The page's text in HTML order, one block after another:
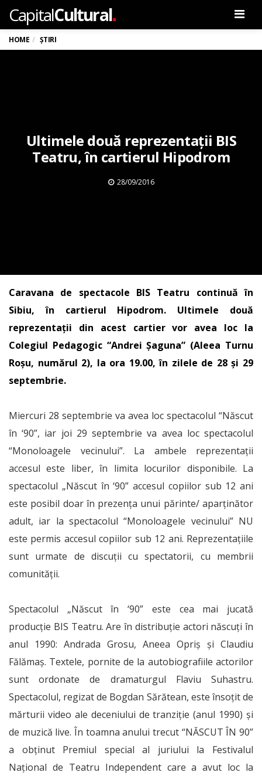
CapitalCultural.
HOME ȘTIRI
Ultimele două reprezentații BIS
Teatru, în cartierul Hipodrom
28/09/2016
Caravana de spectacole BIS Teatru continuă în
Sibiu, în cartierul Hipodrom. Ultimele două
reprezentații din acest cartier vor avea loc la
Colegiul Pedagogic “Andrei Șaguna” (Aleea Turnu
Roșu, numărul 2), la ora 19.00, în zilele de 28 și 29
septembrie.
Miercuri 28 septembrie va avea loc spectacolul “Născut
în ‘90”, iar joi 29 septembrie va avea loc spectacolul
“Monoloagele vecinului”. La ambele reprezentații
accesul este liber, în limita locurilor disponibile. La
spectacolul „Născut în ‘90” accesul copiilor sub 12 ani
este posibil doar în prezența unui părinte/ aparținător
adult, iar la spectacolul “Monoloagele vecinului” NU
este permis accesul copiilor sub 12 ani. Reprezentațiile
sunt urmate de discuții cu spectatorii, cu membrii
comunității.
Spectacolul „Născut în ‘90” este cea mai jucată
producție BIS Teatru. Are în distribuție actori născuți în
anul 1990: Andrada Grosu, Aneea Opriș și Claudiu
Fălămaș. Textele, pornite de la autobiografiile actorilor
sunt ordonate de dramaturgul Flaviu Suhastru.
Spectacolul, regizat de Bogdan Sărătean, este însoțit de
mărturii video ale deceniului de tranziție (anul 1990) și
de muzică live. În toamna anului trecut “NĂSCUT ÎN 90”
a obținut Premiul special al juriului la Festivalul
Național de Teatru Independent care a avut loc la